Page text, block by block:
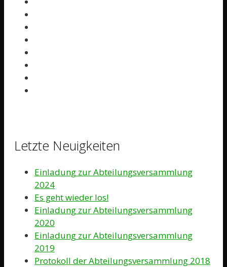
Letzte Neuigkeiten
Einladung zur Abteilungsversammlung
2024
Es geht wieder los!
Einladung zur Abteilungsversammlung
2020
Einladung zur Abteilungsversammlung
2019
Protokoll der Abteilungsversammlung 2018